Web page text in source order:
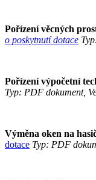
Pořízení věcných
o poskytnutí dotace
Pořízení výpočetní
Typ: PDF dokument,
Výměna oken na
dotace Typ: PDF